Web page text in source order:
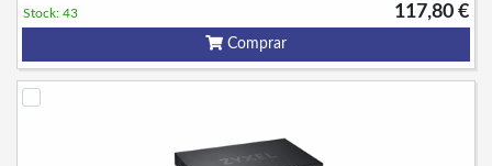
117,80 €
Stock: 43
Comprar